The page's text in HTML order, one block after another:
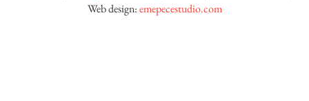
Web design:emepecestudio.com